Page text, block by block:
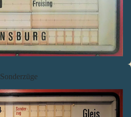
Sonderzüge